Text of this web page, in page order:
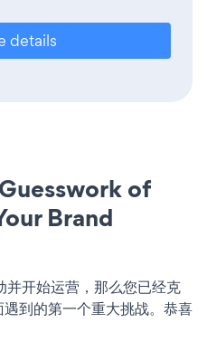
details
of
Brand
开始运营，那么您已经克
到的第一个重大挑战。恭喜